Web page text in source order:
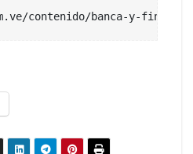
contenido/banca-y-